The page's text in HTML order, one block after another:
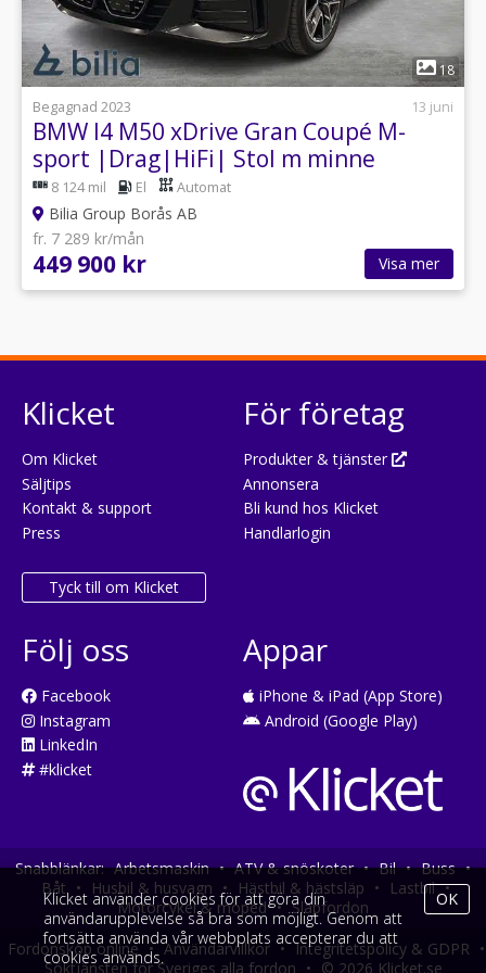
1
18
Begagnad 2023
13 juni
BMW I4 M50 xDrive Gran Coupé M-
sport |Drag|HiFi| Stol m minne
8 124 mil El Automat
Bilia Group Borås AB
fr. 7 289 kr/mån
449 900 kr Visa mer
Klicket
Om Klicket
Säljtips
Kontakt & support
Press
Tyck till om Klicket
För företag
Produkter & tjänster
Annonsera
Bli kund hos Klicket
Handlarlogin
Följ oss
Facebook
Instagram
LinkedIn
#klicket
Appar
iPhone & iPad (App Store)
Android (Google Play)
Snabblänkar: Arbetsmaskin • ATV & snöskoter • Bil • Buss •
Båt • Husbil & husvagn • Hästbil & hästsläp • Lastbil •
Motorcykel & moped • Släpfordon
Fordonsköp online • Användarvillkor • Integritetspolicy & GDPR •
Söktjänsten för Sveriges alla fordon • © 2026 Klicket.se
Klicket använder cookies för att göra din
användarupplevelse så bra som möjligt. Genom att
fortsätta använda vår webbplats accepterar du att
cookies används.
OK